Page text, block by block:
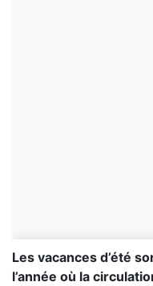
Les vacances d’été
l’année où la